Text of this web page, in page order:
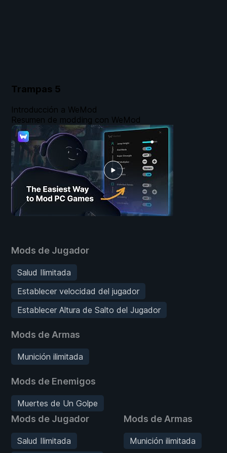
Trampas 5
Mods de Jugador
Salud Ilimitada
Establecer velocidad del jugador
Establecer Altura de Salto del Jugador
Mods de Armas
Munición ilimitada
Mods de Enemigos
Muertes de Un Golpe
Mods de Jugador
Salud Ilimitada
Mods de Armas
Munición ilimitada
Introducción a WeMod
Resumen de modding con WeMod